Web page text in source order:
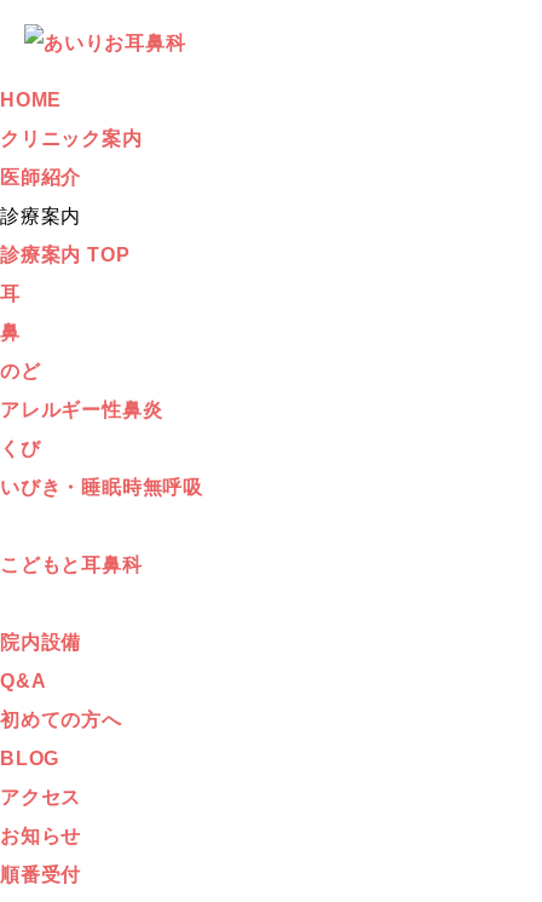
HOME
クリニック案内
医師紹介
診療案内
診療案内 TOP
耳
鼻
のど
アレルギー性鼻炎
くび
いびき・睡眠時無呼吸
こどもと耳鼻科
院内設備
Q&A
初めての方へ
BLOG
アクセス
お知らせ
順番受付